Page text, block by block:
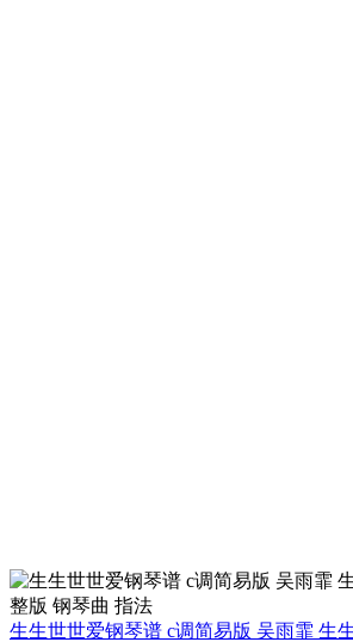
生生世世爱钢琴谱 c调简易版 吴雨霏 生